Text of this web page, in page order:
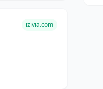
izivia.com